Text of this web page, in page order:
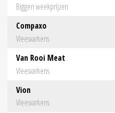
Biggen weekprijzen
Compaxo
Vleesvarkens
Van Rooi Meat
Vleesvarkens
Vion
Vleesvarkens